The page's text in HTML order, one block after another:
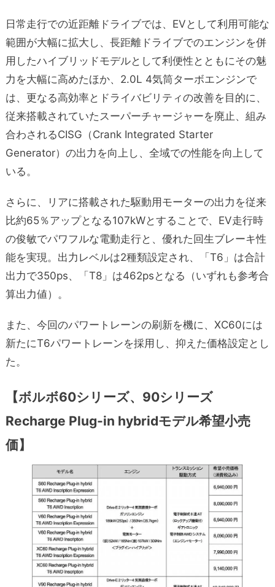
日常走行での近距離ドライブでは、EVとして利用可能な
範囲が大幅に拡大し、長距離ドライブでのエンジンを併
用したハイブリッドモデルとして利便性とともにその魅
力を大幅に高めたほか、2.0L 4気筒ターボエンジンで
は、更なる高効率とドライバビリティの改善を目的に、
従来搭載されていたスーパーチャージャーを廃止、組み
合わされるCISG（Crank Integrated Starter
Generator）の出力を向上し、全域での性能を向上して
いる。
さらに、リアに搭載された駆動用モーターの出力を従来
比約65％アップとなる107kWとすることで、EV走行時
の俊敏でパワフルな電動走行と、優れた回生ブレーキ性
能を実現。出力レベルは2種類設定され、「T6」は合計
出力で350ps、「T8」は462psとなる（いずれも参考合
算出力値）。
また、今回のパワートレーンの刷新を機に、XC60には
新たにT6パワートレーンを採用し、抑えた価格設定とし
た。
【ボルボ60シリーズ、90シリーズ
Recharge Plug-in hybridモデル希望小売
価】